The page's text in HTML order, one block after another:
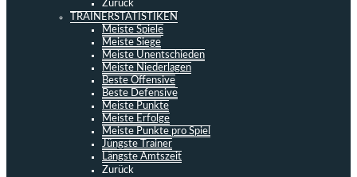
Zurück
TRAINERSTATISTIKEN
Meiste Spiele
Meiste Siege
Meiste Unentschieden
Meiste Niederlagen
Beste Offensive
Beste Defensive
Meiste Punkte
Meiste Erfolge
Meiste Punkte pro Spiel
Jüngste Trainer
Längste Amtszeit
Zurück